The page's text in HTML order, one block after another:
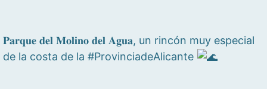
𝐏𝐚𝐫𝐪𝐮𝐞 𝐝𝐞𝐥 𝐌𝐨𝐥𝐢𝐧𝐨 𝐝𝐞𝐥 𝐀𝐠𝐮𝐚, un rincón muy especial
de la costa de la #ProvinciadeAlicante